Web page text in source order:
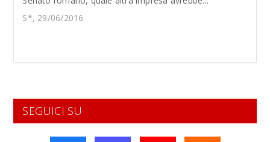
S*, 29/06/2016
SEGUICI SU